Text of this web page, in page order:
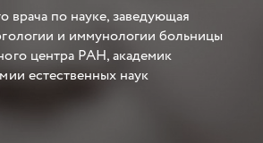
врача по науке, заведующая
и иммунологии больницы
центра РАН, академик
естественных наук